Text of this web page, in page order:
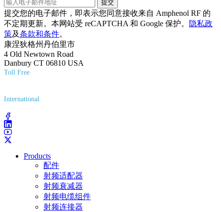
提交
提交您的电子邮件，即表示您同意接收来自 Amphenol RF 的
不定期更新。本网站受 reCAPTCHA 和 Google 保护。
隐私政
策及条款和条件。
康涅狄格州丹伯里市
4 Old Newtown Road
Danbury CT 06810 USA
Toll Free
International
Products
配件
射频适配器
射频衰减器
射频电缆组件
射频连接器